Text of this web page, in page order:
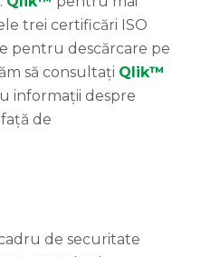
trei certificări ISO
pentru descărcare pe
să consultați Qlik™
informații despre
față de
de securitate